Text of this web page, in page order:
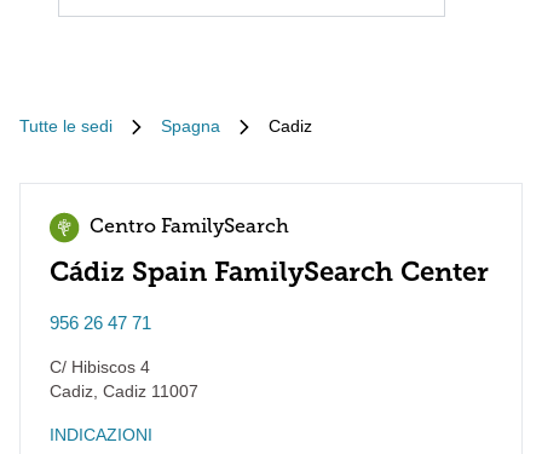
Tutte le sedi Spagna Cadiz
Centro FamilySearch
Cádiz Spain FamilySearch Center
956 26 47 71
C/ Hibiscos 4
Cadiz Cadiz 11007
INDICAZIONI